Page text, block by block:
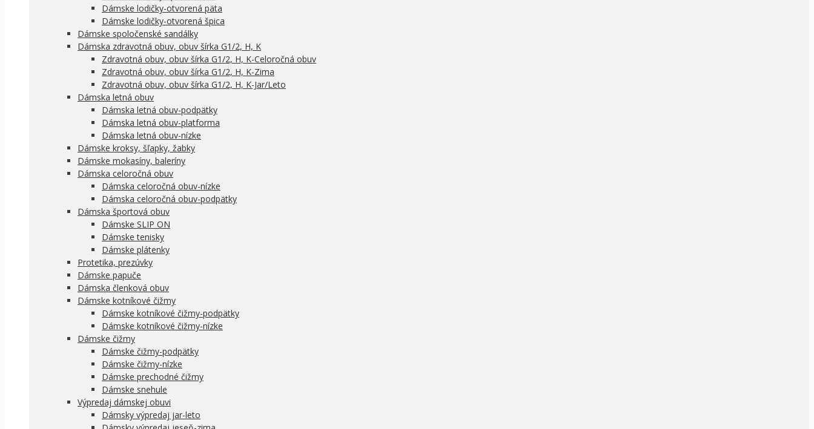
Dámske lodičky-otvorená päta
Dámske lodičky-otvorená špica
Dámske spoločenské sandálky
Dámska zdravotná obuv, obuv šírka G1/2, H, K
Zdravotná obuv, obuv šírka G1/2, H, K-Celoročná obuv
Zdravotná obuv, obuv šírka G1/2, H, K-Zima
Zdravotná obuv, obuv šírka G1/2, H, K-Jar/Leto
Dámska letná obuv
Dámska letná obuv-podpätky
Dámska letná obuv-platforma
Dámska letná obuv-nízke
Dámske kroksy, šľapky, žabky
Dámske mokasíny, baleríny
Dámska celoročná obuv
Dámska celoročná obuv-nízke
Dámska celoročná obuv-podpätky
Dámska športová obuv
Dámske SLIP ON
Dámske tenisky
Dámske plátenky
Protetika, prezúvky
Dámske papuče
Dámska členková obuv
Dámske kotníkové čižmy
Dámske kotníkové čižmy-podpätky
Dámske kotníkové čižmy-nízke
Dámske čižmy
Dámske čižmy-podpätky
Dámske čižmy-nízke
Dámske prechodné čižmy
Dámske snehule
Výpredaj dámskej obuvi
Dámsky výpredaj jar-leto